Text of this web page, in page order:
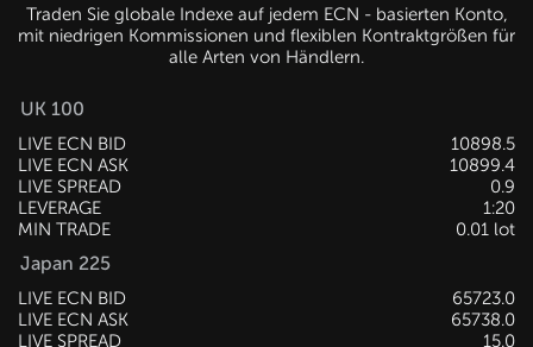
Traden Sie globale Indexe auf jedem ECN - basierten Konto,
mit niedrigen Kommissionen und flexiblen Kontraktgrößen für
alle Arten von Händlern.
UK 100
LIVE ECN BID
10898.5
LIVE ECN ASK
10899.4
LIVE SPREAD
0.9
LEVERAGE
1:20
MIN TRADE
0.01 lot
Japan 225
LIVE ECN BID
65723.0
LIVE ECN ASK
65738.0
LIVE SPREAD
15.0